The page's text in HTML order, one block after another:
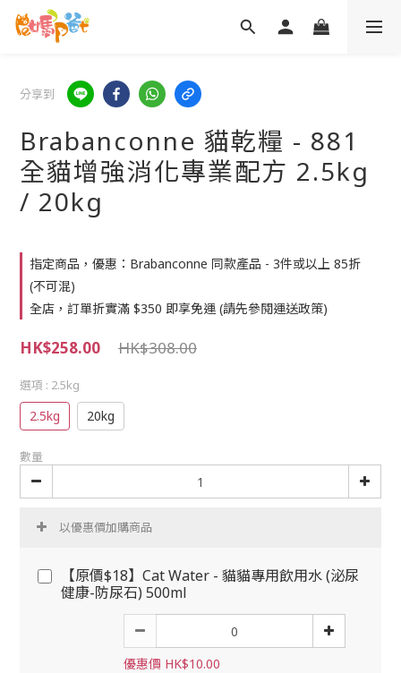
分享到
Brabanconne 貓乾糧 - 881
全貓增強消化專業配方 2.5kg
/ 20kg
指定商品，優惠：Brabanconne 同款產品 - 3件或以上 85折
(不可混)
全店，訂單折實滿 $350 即享免運 (請先參閱運送政策)
HK$308.00
HK$258.00
選項 : 2.5kg
2.5kg 20kg
數量
以優惠價加購商品
【原價$18】Cat Water - 貓貓專用飲用水 (泌尿
健康-防尿石) 500ml
優惠價 HK$10.00